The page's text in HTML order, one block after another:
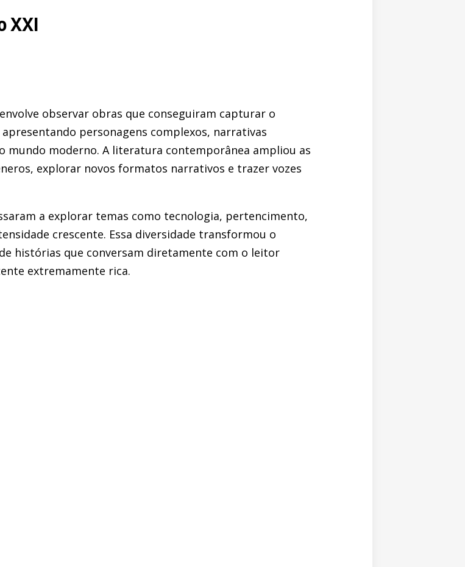
XXI
envolve observar obras que conseguiram capturar o
personagens complexos, narrativas
mundo moderno. A literatura contemporânea ampliou as
explorar novos formatos narrativos e trazer vozes
a explorar temas como tecnologia, pertencimento,
crescente. Essa diversidade transformou o
histórias que conversam diretamente com o leitor
extremamente rica.